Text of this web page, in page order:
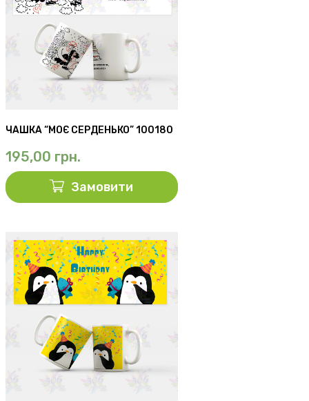
ЧАШКА “МОЄ СЕРДЕНЬКО” 100180
195,00 грн.
Замовити